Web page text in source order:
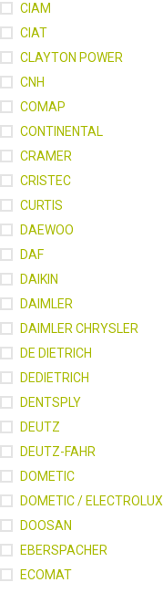
CIAM
CIAT
CLAYTON POWER
CNH
COMAP
CONTINENTAL
CRAMER
CRISTEC
CURTIS
DAEWOO
DAF
DAIKIN
DAIMLER
DAIMLER CHRYSLER
DE DIETRICH
DEDIETRICH
DENTSPLY
DEUTZ
DEUTZ-FAHR
DOMETIC
DOMETIC / ELECTROLUX
DOOSAN
EBERSPACHER
ECOMAT